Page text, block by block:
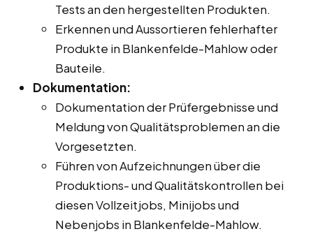
Tests an den hergestellten Produkten.
Erkennen und Aussortieren fehlerhafter
Produkte in Blankenfelde-Mahlow oder
Bauteile.
Dokumentation:
Dokumentation der Prüfergebnisse und
Meldung von Qualitätsproblemen an die
Vorgesetzten.
Führen von Aufzeichnungen über die
Produktions- und Qualitätskontrollen bei
diesen Vollzeitjobs, Minijobs und
Nebenjobs in Blankenfelde-Mahlow.